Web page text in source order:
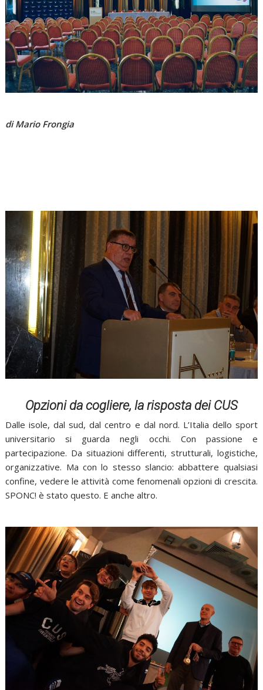
di Mario Frongia
Opzioni da cogliere, la risposta dei CUS
Dalle isole, dal sud, dal centro e dal nord. L’Italia dello sport
universitario si guarda negli occhi. Con passione e
partecipazione. Da situazioni differenti, strutturali, logistiche,
organizzative. Ma con lo stesso slancio: abbattere qualsiasi
confine, vedere le attività come fenomenali opzioni di crescita.
SPONC! è stato questo. E anche altro.